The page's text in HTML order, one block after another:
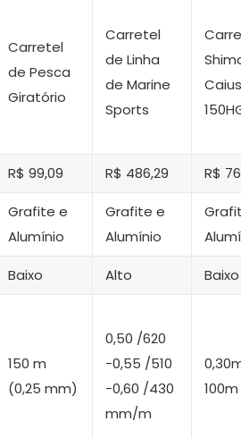
Carretel
de Pesca
Giratório
Carretel
de Linha
de Marine
Sports
Caius
R$ 99,09 R$ 486,29 R$
Grafite e
Alumínio
Grafite e
Alumínio
Baixo Alto Baixo
150 m
(0,25 mm)
0,50 /620
-0,55 /510
-0,60 /430
mm/m
100m